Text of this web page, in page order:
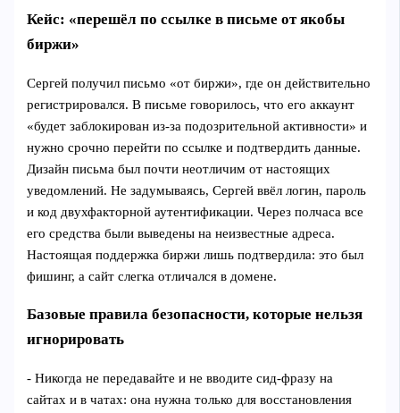
Кейс: «перешёл по ссылке в письме от якобы
биржи»
Сергей получил письмо «от биржи», где он действительно
регистрировался. В письме говорилось, что его аккаунт
«будет заблокирован из‑за подозрительной активности» и
нужно срочно перейти по ссылке и подтвердить данные.
Дизайн письма был почти неотличим от настоящих
уведомлений. Не задумываясь, Сергей ввёл логин, пароль
и код двухфакторной аутентификации. Через полчаса все
его средства были выведены на неизвестные адреса.
Настоящая поддержка биржи лишь подтвердила: это был
фишинг, а сайт слегка отличался в домене.
Базовые правила безопасности, которые нельзя
игнорировать
- Никогда не передавайте и не вводите сид‑фразу на
сайтах и в чатах: она нужна только для восстановления